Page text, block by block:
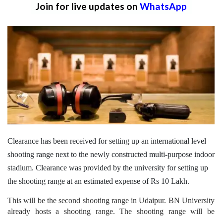
Join for live updates on WhatsApp
Clearance has been received for setting up an international level
shooting range next to the newly constructed multi-purpose indoor
stadium. Clearance was provided by the university for setting up
the shooting range at an estimated expense of Rs 10 Lakh.
This will be the second shooting range in Udaipur. BN University
already hosts a shooting range. The shooting range will be